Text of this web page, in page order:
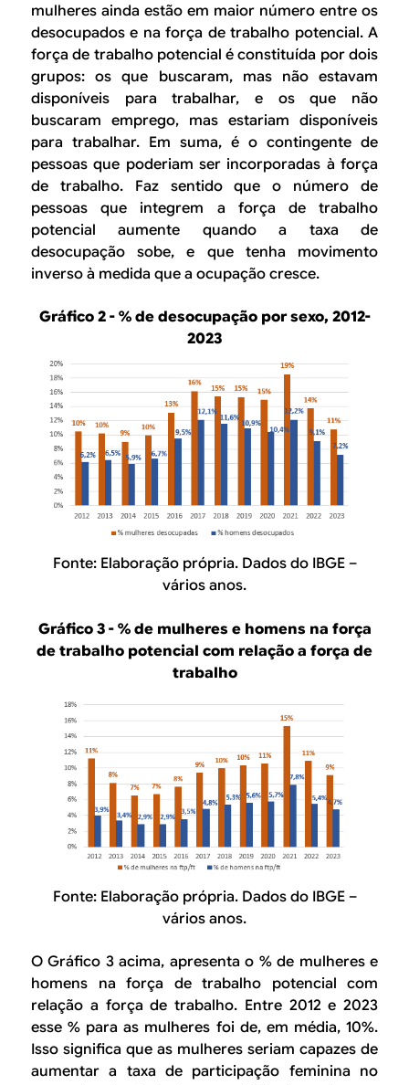
mulheres ainda estão em maior número entre os
desocupados e na força de trabalho potencial. A
força de trabalho potencial é constituída por dois
grupos: os que buscaram, mas não estavam
disponíveis para trabalhar, e os que não
buscaram emprego, mas estariam disponíveis
para trabalhar. Em suma, é o contingente de
pessoas que poderiam ser incorporadas à força
de trabalho. Faz sentido que o número de
pessoas que integrem a força de trabalho
potencial aumente quando a taxa de
desocupação sobe, e que tenha movimento
inverso à medida que a ocupação cresce.
Gráfico 2 - % de desocupação por sexo, 2012-
2023
Fonte: Elaboração própria. Dados do IBGE –
vários anos.
Gráfico 3 - % de mulheres e homens na força
de trabalho potencial com relação a força de
trabalho
Fonte: Elaboração própria. Dados do IBGE –
vários anos.
O Gráfico 3 acima, apresenta o % de mulheres e
homens na força de trabalho potencial com
relação a força de trabalho. Entre 2012 e 2023
esse % para as mulheres foi de, em média, 10%.
Isso significa que as mulheres seriam capazes de
aumentar a taxa de participação feminina no